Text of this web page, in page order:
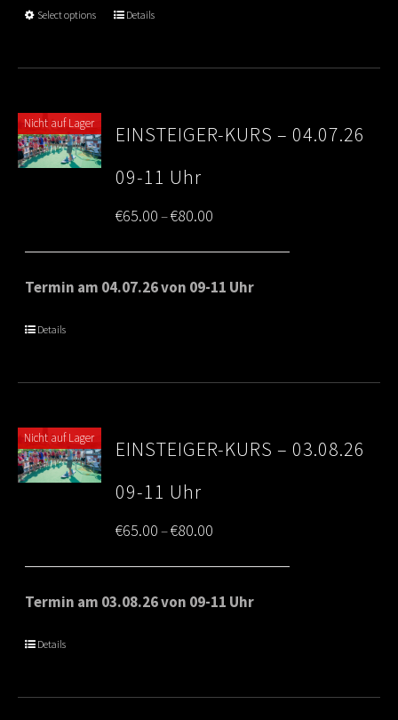
Select options Details
Nicht auf Lager
EINSTEIGER-KURS – 04.07.26
09-11 Uhr
€65.00–€80.00
range:
€65.00
Termin am 04.07.26 von 09-11 Uhr
Details
Nicht auf Lager
EINSTEIGER-KURS – 03.08.26
09-11 Uhr
€65.00–€80.00
range:
€65.00
Termin am 03.08.26 von 09-11 Uhr
Details